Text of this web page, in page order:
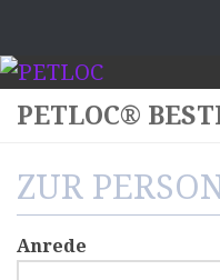
PETLOC®
ZUR
Anrede